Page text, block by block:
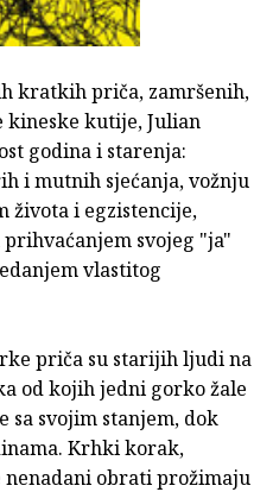
kratkih priča, zamršenih,
kutije, Julian
godina i starenja:
i mutnih sjećanja, vožnju
života i egzistencije,
svojeg "ja"
vlastitog
priča su starijih ljudi na
od kojih jedni gorko žale
sa svojim stanjem, dok
Krhki korak,
obrati prožimaju